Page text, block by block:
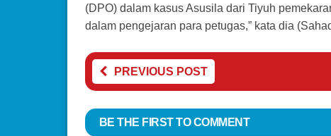
(DPO) dalam kasus Asusila dari Tiyuh
dalam pengejaran para petugas,” kata dia
PREVIOUS POST
BE THE FIRST TO COMMENT